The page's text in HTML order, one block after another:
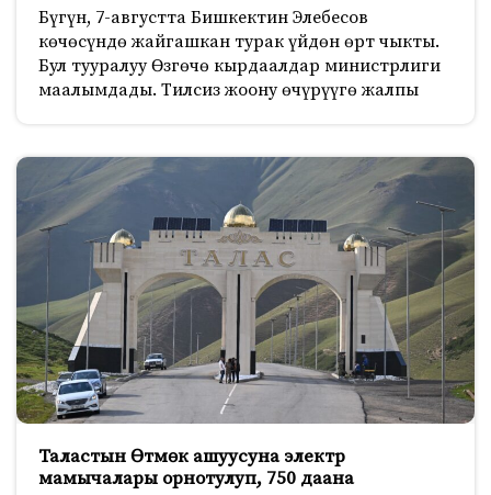
Бүгүн, 7-августта Бишкектин Элебесов
көчөсүндө жайгашкан турак үйдөн өрт чыкты.
Бул тууралуу Өзгөчө кырдаалдар министрлиги
маалымдады. Тилсиз жоону өчүрүүгө жалпы
Таластын Өтмөк ашуусуна электр
мамычалары орнотулуп, 750 даана